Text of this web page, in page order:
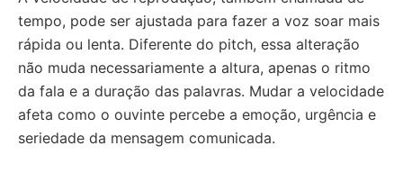
tempo, pode ser ajustada para fazer a voz soar mais
rápida ou lenta. Diferente do pitch, essa alteração
não muda necessariamente a altura, apenas o ritmo
da fala e a duração das palavras. Mudar a velocidade
afeta como o ouvinte percebe a emoção, urgência e
seriedade da mensagem comunicada.